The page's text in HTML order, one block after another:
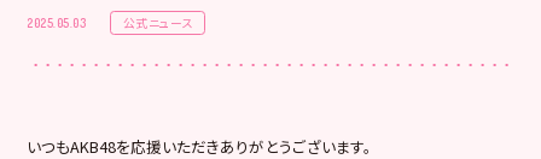
2025.05.03 公式ニュース
いつもAKB48を応援いただきありがとうございます。